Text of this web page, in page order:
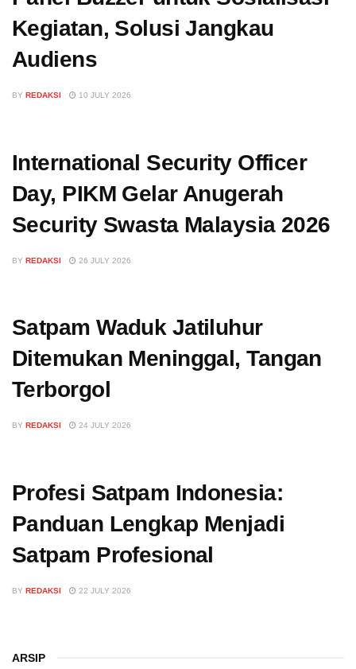
Kegiatan, Solusi Jangkau
Audiens
BY REDAKSI 10 JULY 2026
International Security Officer
Day, PIKM Gelar Anugerah
Security Swasta Malaysia 2026
BY REDAKSI 26 JULY 2026
Satpam Waduk Jatiluhur
Ditemukan Meninggal, Tangan
Terborgol
BY REDAKSI 24 JULY 2026
Profesi Satpam Indonesia:
Panduan Lengkap Menjadi
Satpam Profesional
BY REDAKSI 22 JULY 2026
ARSIP